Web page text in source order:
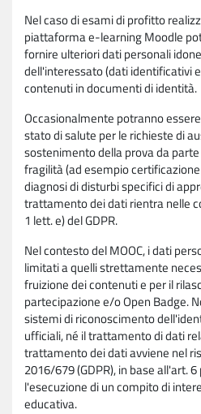
Nel caso di esami di profitto
piattaforma e-learning Moodle
fornire ulteriori dati personali
dell'interessato (dati identificativi
contenuti in documenti di identità.
Occasionalmente potranno
stato di salute per le richieste di
sostenimento della prova da
fragilità (ad esempio
diagnosi di disturbi specifici di
trattamento dei dati rientra nelle
1 lett. e) del GDPR.
Nel contesto del MOOC, i dati
limitati a quelli strettamente
fruizione dei contenuti e per il
partecipazione e/o Open Badge.
sistemi di riconoscimento
ufficiali, né il trattamento di dati
trattamento dei dati avviene nel
2016/679 (GDPR), in base all'art.
l'esecuzione di un compito di
educativa.